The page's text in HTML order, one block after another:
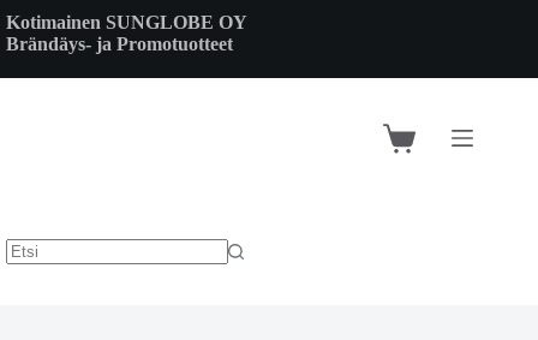
to
content
Kotimainen SUNGLOBE OY
Brändäys- ja Promotuotteet
Shopping